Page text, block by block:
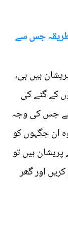
طریقہ جس سے
ہیں ہی،
کے گٹے کی
ہے جس کی وجہ
ان جگہوں کو
ہیں تو
اور گھر